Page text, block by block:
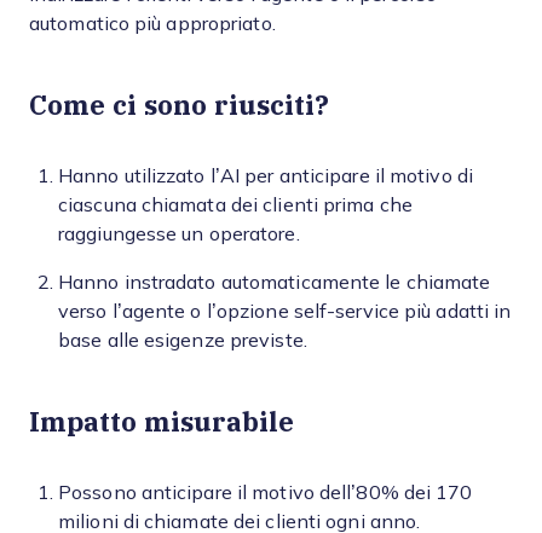
automatico più appropriato.
Come ci sono riusciti?
Hanno utilizzato l’AI per anticipare il motivo di
ciascuna chiamata dei clienti prima che
raggiungesse un operatore.
Hanno instradato automaticamente le chiamate
verso l’agente o l’opzione self-service più adatti in
base alle esigenze previste.
Impatto misurabile
Possono anticipare il motivo dell’80% dei 170
milioni di chiamate dei clienti ogni anno.